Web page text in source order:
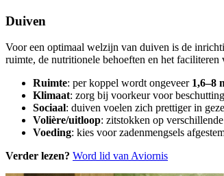
Duiven
Voor een optimaal welzijn van duiven is de
ruimte, de nutritionele behoeften en het
Ruimte: per koppel wordt ongeveer 1,6–8
Klimaat: zorg bij voorkeur voor
Sociaal: duiven voelen zich prettiger in
Volière/uitloop: zitstokken op
Voeding: kies voor zadenmengsels
Verder lezen? Word lid van Aviornis